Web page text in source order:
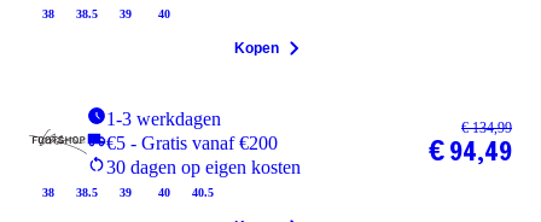
38 38.5 39 40
Kopen
1-3 werkdagen
€5 - Gratis vanaf €200
30 dagen op eigen kosten
38 38.5 39 40 40.5
€ 134,99
€ 94,49